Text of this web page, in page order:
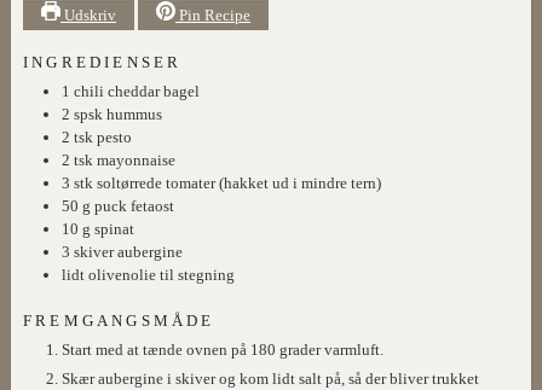
Udskriv Pin Recipe
INGREDIENSER
1 chili cheddar bagel
2 spsk hummus
2 tsk pesto
2 tsk mayonnaise
3 stk soltørrede tomater (hakket ud i mindre tern)
50 g puck fetaost
10 g spinat
3 skiver aubergine
lidt olivenolie til stegning
FREMGANGSMÅDE
Start med at tænde ovnen på 180 grader varmluft.
Skær aubergine i skiver og kom lidt salt på, så der bliver trukket